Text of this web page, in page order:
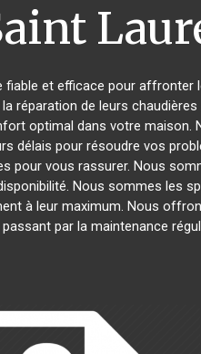
et efficace pour affronter
réparation de leurs
optimal dans votre maison.
délais pour résoudre vos
vous rassurer. Nous
Nous sommes les
à leur maximum. Nous
par la maintenance